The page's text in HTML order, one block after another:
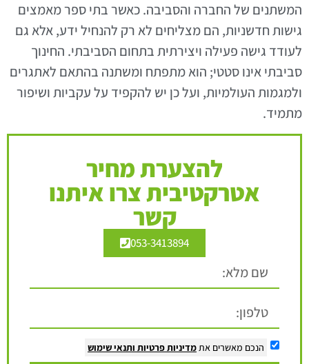
המשתנים של החברה והסביבה. כאשר בתי ספר מאמצים
גישות חדשניות, הם מצליחים לא רק להנחיל ידע, אלא גם
לעודד גישה פעילה ויצירתית בתחום הסביבתי. החינוך
סביבתי אינו סטטי; הוא מתפתח ומשתנה בהתאם לאתגרים
ולמגמות העולמיות, ועל כן יש להקפיד על עקביות ושיפור
מתמיד.
להצערת מחיר
אטרקטיבית צרו איתנו
קשר
053-3413894
הנכם מאשרים אתמדיניות פרטיות ותנאי שימוש